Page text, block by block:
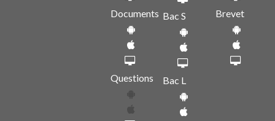
Documents
Questions
Bac S
Bac L
Brevet